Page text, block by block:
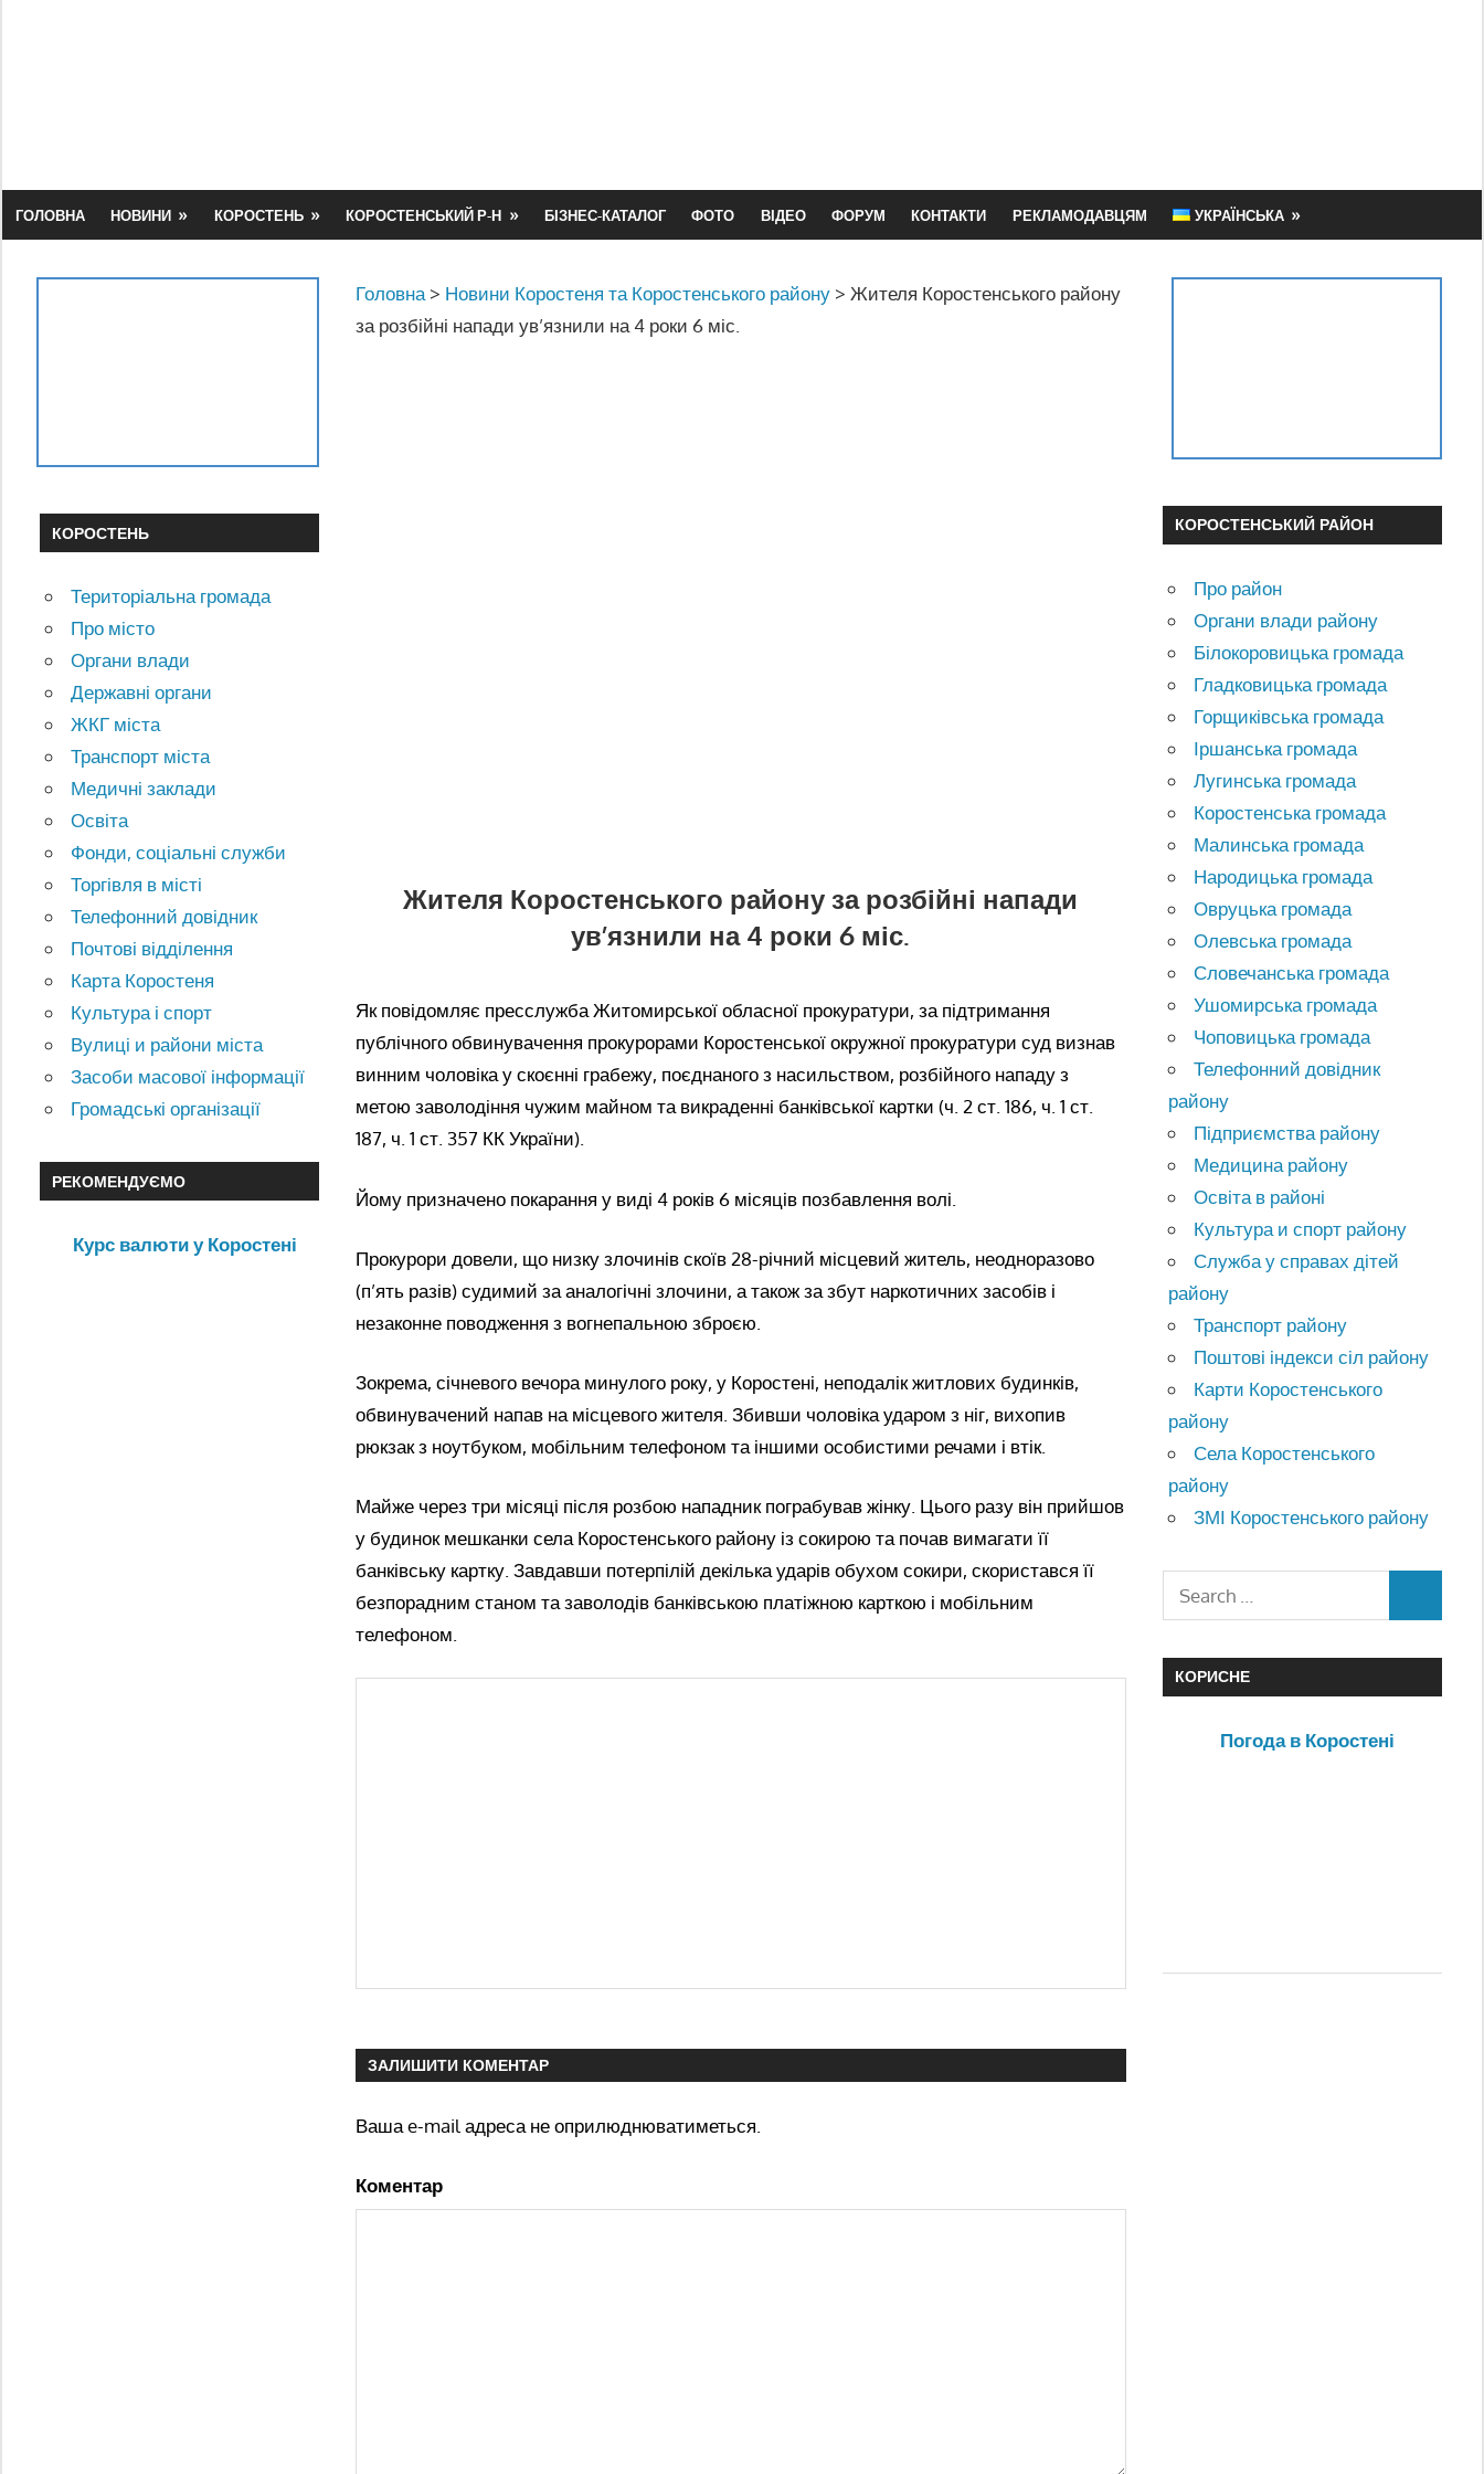
ГОЛОВНА НОВИНИ КОРОСТЕНЬ КОРОСТЕНСЬКИЙ Р-Н БІЗНЕС-КАТАЛОГ ФОТО ВІДЕО ФОРУМ КОНТАКТИ РЕКЛАМОДАВЦЯМ УКРАЇНСЬКА
Головна > Новини Коростеня та Коростенського району > Жителя Коростенського району
за розбійні напади ув’язнили на 4 роки 6 міс.
Жителя Коростенського району за розбійні напади
ув’язнили на 4 роки 6 міс.
Як повідомляє пресслужба Житомирської обласної прокуратури, за підтримання
публічного обвинувачення прокурорами Коростенської окружної прокуратури суд визнав
винним чоловіка у скоєнні грабежу, поєднаного з насильством, розбійного нападу з
метою заволодіння чужим майном та викраденні банківської картки (ч. 2 ст. 186, ч. 1 ст.
187, ч. 1 ст. 357 КК України).
Йому призначено покарання у виді 4 років 6 місяців позбавлення волі.
Прокурори довели, що низку злочинів скоїв 28-річний місцевий житель, неодноразово
(п’ять разів) судимий за аналогічні злочини, а також за збут наркотичних засобів і
незаконне поводження з вогнепальною зброєю.
Зокрема, січневого вечора минулого року, у Коростені, неподалік житлових будинків,
обвинувачений напав на місцевого жителя. Збивши чоловіка ударом з ніг, вихопив
рюкзак з ноутбуком, мобільним телефоном та іншими особистими речами і втік.
Майже через три місяці після розбою нападник пограбував жінку. Цього разу він прийшов
у будинок мешканки села Коростенського району із сокирою та почав вимагати її
банківську картку. Завдавши потерпілій декілька ударів обухом сокири, скористався її
безпорадним станом та заволодів банківською платіжною карткою і мобільним
телефоном.
ЗАЛИШИТИ КОМЕНТАР
Ваша e-mail адреса не оприлюднюватиметься.
Коментар
КОРОСТЕНЬ
Територіальна громада
Про місто
Органи влади
Державні органи
ЖКГ міста
Транспорт міста
Медичні заклади
Освіта
Фонди, соціальні служби
Торгівля в місті
Телефонний довідник
Почтові відділення
Карта Коростеня
Культура і спорт
Вулиці и райони міста
Засоби масової інформації
Громадські організації
РЕКОМЕНДУЄМО
Курс валюти у Коростені
КОРОСТЕНСЬКИЙ РАЙОН
Про район
Органи влади району
Білокоровицька громада
Гладковицька громада
Горщиківська громада
Іршанська громада
Лугинська громада
Коростенська громада
Малинська громада
Народицька громада
Овруцька громада
Олевська громада
Словечанська громада
Ушомирська громада
Чоповицька громада
Телефонний довідник
району
Підприємства району
Медицина району
Освіта в районі
Культура и спорт району
Служба у справах дітей
району
Транспорт району
Поштові індекси сіл району
Карти Коростенського
району
Села Коростенського
району
ЗМІ Коростенського району
КОРИСНЕ
Погода в Коростені